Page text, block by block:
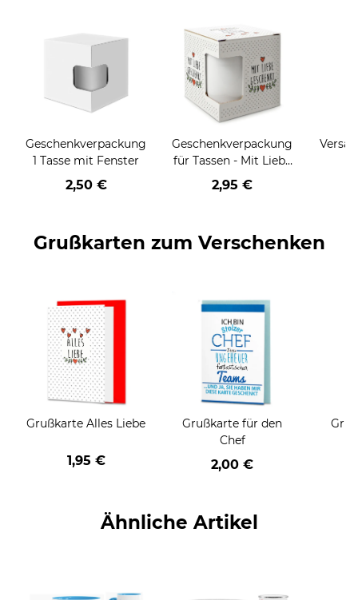
Geschenkverpackung
1 Tasse mit Fenster
2,50 €
Geschenkverpackung
für Tassen - Mit Liebe
geschenkt
2,95 €
Grußkarten zum Verschenken
Grußkarte Alles Liebe
1,95 €
Grußkarte für den
Chef
2,00 €
Ähnliche Artikel